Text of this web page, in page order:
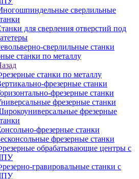
сверлильные
для сверления отверстий под
сверлильные станки
станки по металлу
станки по металлу
фрезерные станки
фрезерные станки
фрезерные станки
фрезерные
фрезерные станки
фрезерные станки
обрабатывающие центры с
гравировальные станки с